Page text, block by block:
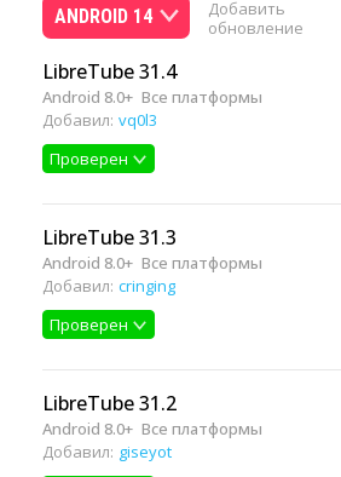
ANDROID 14
Добавить
обновление
LibreTube 31.4
Android 8.0+ Все платформы
Добавил: vq0l3
Проверен
LibreTube 31.3
Android 8.0+ Все платформы
Добавил: cringing
Проверен
LibreTube 31.2
Android 8.0+ Все платформы
Добавил: giseyot